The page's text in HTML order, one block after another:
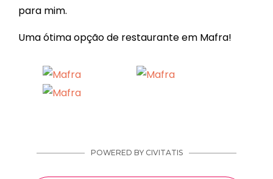
para mim.
Uma ótima opção de restaurante em Mafra!